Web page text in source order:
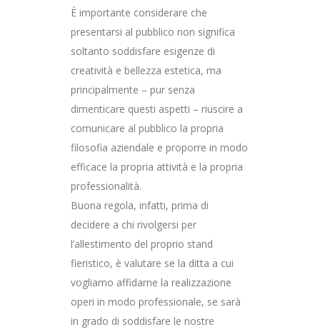
È importante considerare che
presentarsi al pubblico non significa
soltanto soddisfare esigenze di
creatività e bellezza estetica, ma
principalmente – pur senza
dimenticare questi aspetti – riuscire a
comunicare al pubblico la propria
filosofia aziendale e proporre in modo
efficace la propria attività e la propria
professionalità.
Buona regola, infatti, prima di
decidere a chi rivolgersi per
l’allestimento del proprio stand
fieristico, è valutare se la ditta a cui
vogliamo affidarne la realizzazione
operi in modo professionale, se sarà
in grado di soddisfare le nostre